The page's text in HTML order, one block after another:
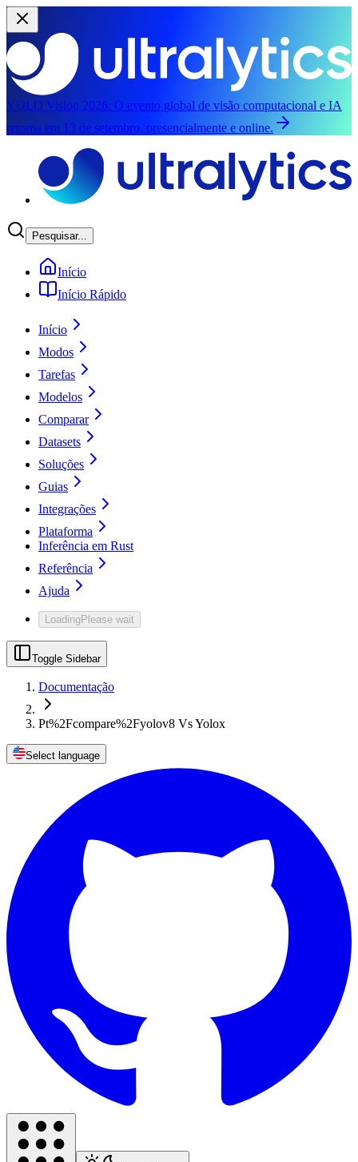
YOLO Vision 2026: O evento global de visão computacional e IA
retorna em 13 de setembro, presencialmente e online.
Pesquisar...
Início
Início Rápido
Início
Modos
Tarefas
Modelos
Comparar
Datasets
Soluções
Guias
Integrações
Plataforma
Inferência em Rust
Referência
Ajuda
LoadingPlease wait
Toggle Sidebar
Documentação
Pt%2Fcompare%2Fyolov8 Vs Yolox
Select language